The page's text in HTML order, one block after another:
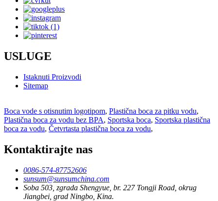
USLUGE
Istaknuti Proizvodi
Sitemap
Boca vode s otisnutim logotipom, Plastična boca za pitku vodu,
Plastična boca za vodu bez BPA, Sportska boca, Sportska plastična
boca za vodu, Četvrtasta plastična boca za vodu,
Kontaktirajte nas
0086-574-87752606
sunsum@sunsumchina.com
Soba 503, zgrada Shengyue, br. 227 Tongji Road, okrug
Jiangbei, grad Ningbo, Kina.